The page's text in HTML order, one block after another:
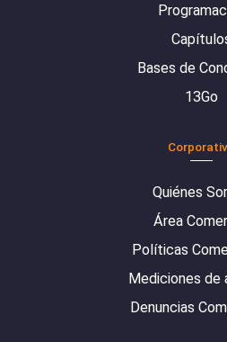
Bases de
13Go
Quiénes
Área
Políticas
Mediciones de
Denuncias